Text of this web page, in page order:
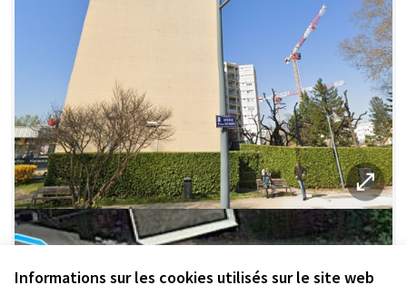
Informations sur les cookies utilisés sur le site web